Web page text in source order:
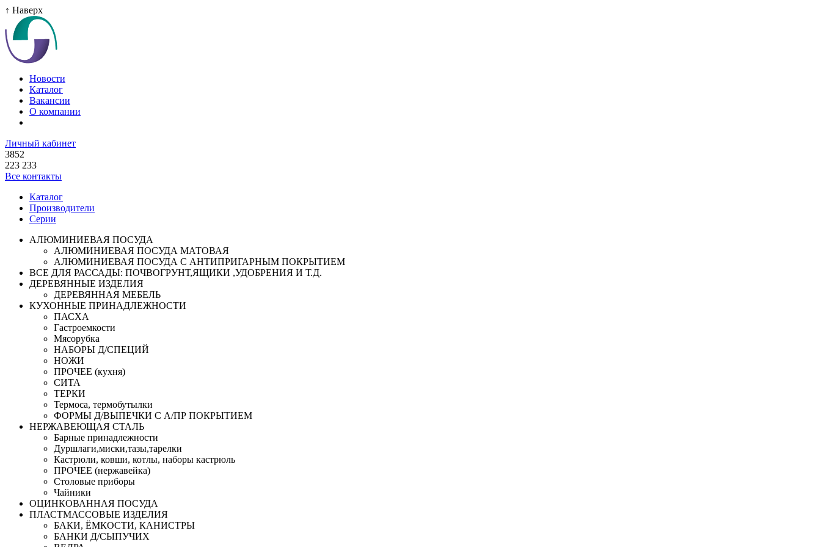
↑ Наверх
Новости
Каталог
Вакансии
О компании
Личный кабинет
3852
223 233
Все контакты
Каталог
Производители
Серии
АЛЮМИНИЕВАЯ ПОСУДА
АЛЮМИНИЕВАЯ ПОСУДА МАТОВАЯ
АЛЮМИНИЕВАЯ ПОСУДА С АНТИПРИГАРНЫМ ПОКРЫТИЕМ
ВСЕ ДЛЯ РАССАДЫ: ПОЧВОГРУНТ,ЯЩИКИ ,УДОБРЕНИЯ И Т.Д.
ДЕРЕВЯННЫЕ ИЗДЕЛИЯ
ДЕРЕВЯННАЯ МЕБЕЛЬ
КУХОННЫЕ ПРИНАДЛЕЖНОСТИ
ПАСХА
Гастроемкости
Мясорубка
НАБОРЫ Д/СПЕЦИЙ
НОЖИ
ПРОЧЕЕ (кухня)
СИТА
ТЕРКИ
Термоса, термобутылки
ФОРМЫ Д/ВЫПЕЧКИ С А/ПР ПОКРЫТИЕМ
НЕРЖАВЕЮЩАЯ СТАЛЬ
Барные принадлежности
Дуршлаги,миски,тазы,тарелки
Кастрюли, ковши, котлы, наборы кастрюль
ПРОЧЕЕ (нержавейка)
Столовые приборы
Чайники
ОЦИНКОВАННАЯ ПОСУДА
ПЛАСТМАССОВЫЕ ИЗДЕЛИЯ
БАКИ, ЁМКОСТИ, КАНИСТРЫ
БАНКИ Д/СЫПУЧИХ